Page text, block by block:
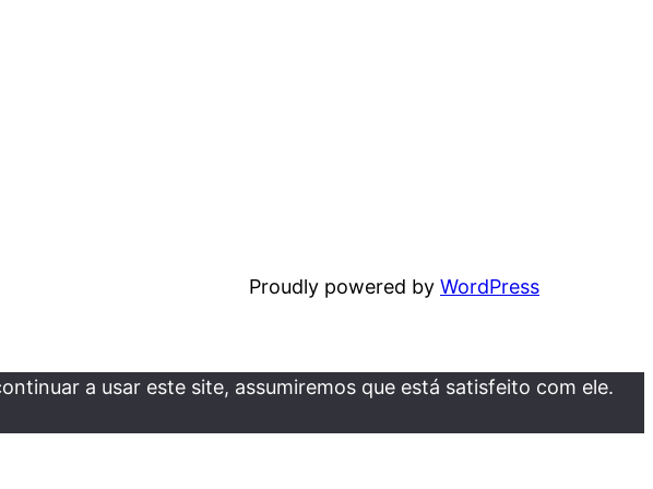
Proudly powered by WordPress
a usar este site, assumiremos que está satisfeito com ele.